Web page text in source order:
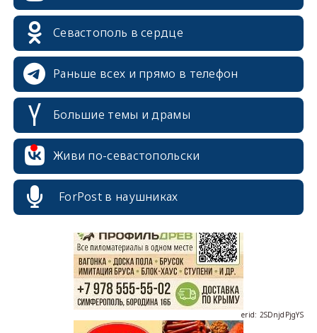
Севастополь в сердце
Раньше всех и прямо в телефон
Большие темы и драмы
Живи по-севастопольски
ForPost в наушниках